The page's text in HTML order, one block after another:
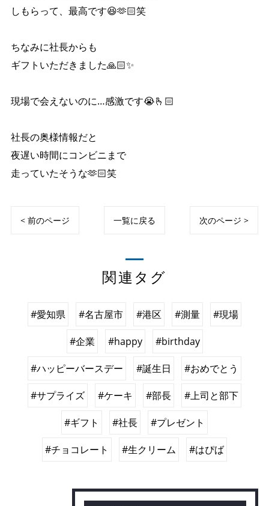
しもらって、最高です😆🫶🏻笑
ちなみに社長からも
ギフトいただきました🙏🏻✨
現場で会えないのに…感激です😭🫰🏻
社長の奥様情報だと
夜遅い時間にコンビニまで
走っていたそうな🫶🏻笑
< 前のページ 一覧に戻る 次のページ >
関連タグ
#愛知県 #名古屋市 #港区 #測量 #現場
#企業 #happy #birthday
#ハッピーバースデー #誕生日 #おめでとう
#サプライズ #ケーキ #部長 #上司と部下
#ギフト #社長 #プレゼント
#チョコレート #生クリーム #はぴば